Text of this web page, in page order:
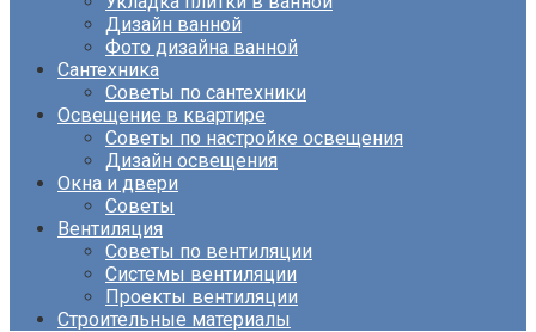
Дизайн ванной
Фото дизайна ванной
Сантехника
Советы по сантехники
Освещение в квартире
Советы по настройке освещения
Дизайн освещения
Окна и двери
Советы
Вентиляция
Советы по вентиляции
Системы вентиляции
Проекты вентиляции
Строительные материалы